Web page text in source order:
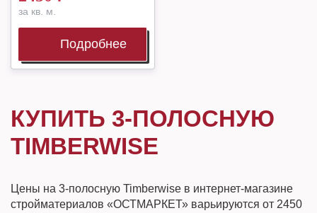
за кв. м.
Подробнее
КУПИТЬ 3-ПОЛОСНУЮ
TIMBERWISE
Цены на 3-полосную Timberwise в интернет-магазине
стройматериалов «ОСТМАРКЕТ» варьируются от 2450